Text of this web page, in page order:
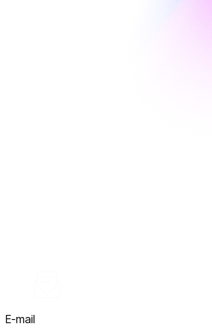
E-mail